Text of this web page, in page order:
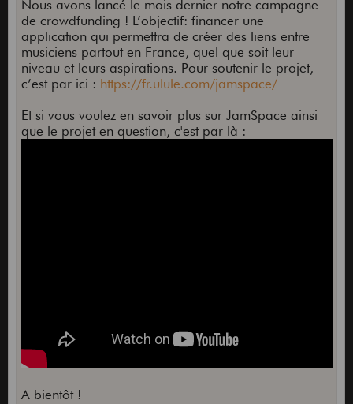
Nous avons lancé le mois dernier notre campagne
de crowdfunding ! L’objectif: financer une
application qui permettra de créer des liens entre
musiciens partout en France, quel que soit leur
niveau et leurs aspirations. Pour soutenir le projet,
c’est par ici : https://fr.ulule.com/jamspace/
Et si vous voulez en savoir plus sur JamSpace ainsi
que le projet en question, c'est par là :
A bientôt !